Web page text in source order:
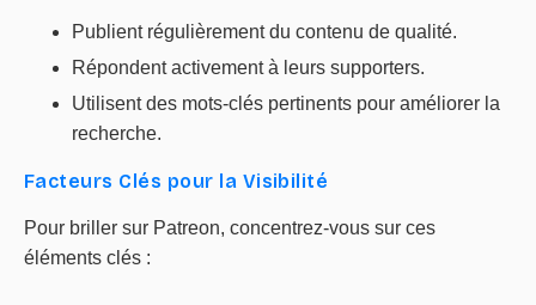
Publient régulièrement du contenu de qualité.
Répondent activement à leurs supporters.
Utilisent des mots-clés pertinents pour améliorer la
recherche.
Facteurs Clés pour la Visibilité
Pour briller sur Patreon, concentrez-vous sur ces
éléments clés :